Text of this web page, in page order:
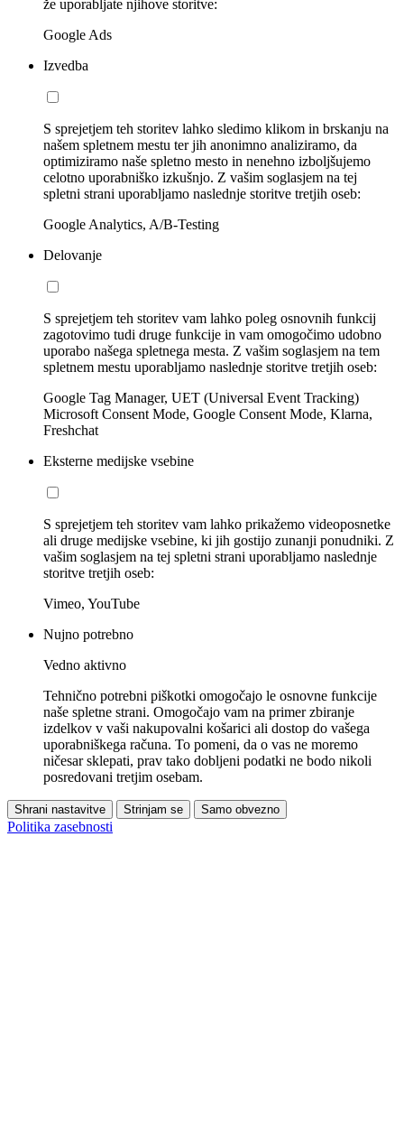
že uporabljate njihove storitve:
Google Ads
Izvedba
S sprejetjem teh storitev lahko sledimo klikom in brskanju na
našem spletnem mestu ter jih anonimno analiziramo, da
optimiziramo naše spletno mesto in nenehno izboljšujemo
celotno uporabniško izkušnjo. Z vašim soglasjem na tej
spletni strani uporabljamo naslednje storitve tretjih oseb:
Google Analytics, A/B-Testing
Delovanje
S sprejetjem teh storitev vam lahko poleg osnovnih funkcij
zagotovimo tudi druge funkcije in vam omogočimo udobno
uporabo našega spletnega mesta. Z vašim soglasjem na tem
spletnem mestu uporabljamo naslednje storitve tretjih oseb:
Google Tag Manager, UET (Universal Event Tracking)
Microsoft Consent Mode, Google Consent Mode, Klarna,
Freshchat
Eksterne medijske vsebine
S sprejetjem teh storitev vam lahko prikažemo videoposnetke
ali druge medijske vsebine, ki jih gostijo zunanji ponudniki. Z
vašim soglasjem na tej spletni strani uporabljamo naslednje
storitve tretjih oseb:
Vimeo, YouTube
Nujno potrebno
Vedno aktivno
Tehnično potrebni piškotki omogočajo le osnovne funkcije
naše spletne strani. Omogočajo vam na primer zbiranje
izdelkov v vaši nakupovalni košarici ali dostop do vašega
uporabniškega računa. To pomeni, da o vas ne moremo
ničesar sklepati, prav tako dobljeni podatki ne bodo nikoli
posredovani tretjim osebam.
Shrani nastavitve Strinjam se Samo obvezno
Politika zasebnosti